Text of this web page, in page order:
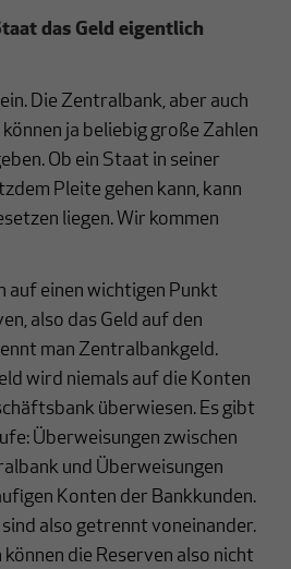
das Geld eigentlich
Die Zentralbank, aber auch
ja beliebig große Zahlen
Ob ein Staat in seiner
Pleite gehen kann, kann
liegen. Wir kommen
auf einen wichtigen Punkt
also das Geld auf den
man Zentralbankgeld.
wird niemals auf die Konten
überwiesen. Es gibt
Überweisungen zwischen
und Überweisungen
Konten der Bankkunden.
also getrennt voneinander.
die Reserven also nicht